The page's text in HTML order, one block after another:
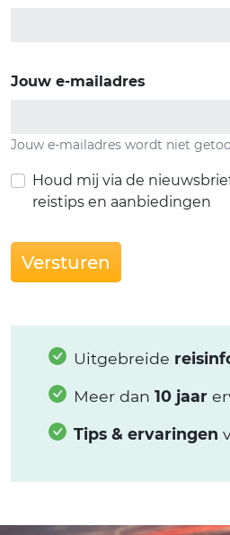
Jouw e-mailadres
Jouw e-mailadres wordt niet
Houd mij via de
reistips en aanbiedingen
Versturen
Uitgebreide
Meer dan 10 jaar
Tips & ervaringen